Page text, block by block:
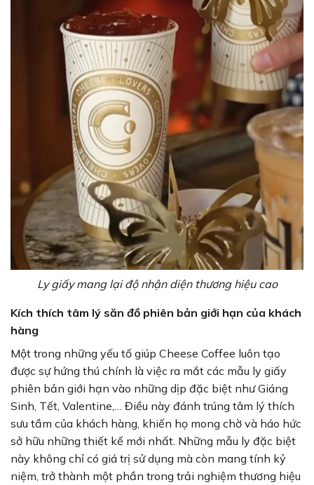
Ly giấy mang lại độ nhận diện thương hiệu cao
Kích thích tâm lý săn đồ phiên bản giới hạn của khách
hàng
Một trong những yếu tố giúp Cheese Coffee luôn tạo
được sự hứng thú chính là việc ra mắt các mẫu ly giấy
phiên bản giới hạn vào những dịp đặc biệt như Giáng
Sinh, Tết, Valentine,… Điều này đánh trúng tâm lý thích
sưu tầm của khách hàng, khiến họ mong chờ và háo hức
sở hữu những thiết kế mới nhất. Những mẫu ly đặc biệt
này không chỉ có giá trị sử dụng mà còn mang tính kỷ
niệm, trở thành một phần trong trải nghiệm thương hiệu